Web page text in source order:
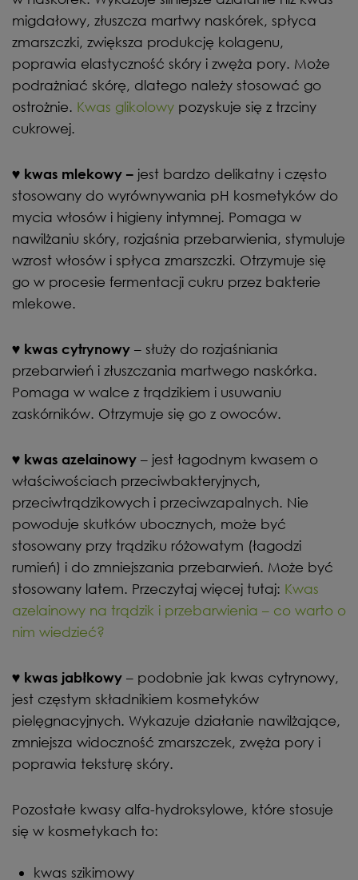
migdałowy, złuszcza martwy naskórek, spłyca
zmarszczki, zwiększa produkcję kolagenu,
poprawia elastyczność skóry i zwęża pory. Może
podrażniać skórę, dlatego należy stosować go
ostrożnie. Kwas glikolowy pozyskuje się z trzciny
cukrowej.
♥ kwas mlekowy – jest bardzo delikatny i często
stosowany do wyrównywania pH kosmetyków do
mycia włosów i higieny intymnej. Pomaga w
nawilżaniu skóry, rozjaśnia przebarwienia, stymuluje
wzrost włosów i spłyca zmarszczki. Otrzymuje się
go w procesie fermentacji cukru przez bakterie
mlekowe.
♥ kwas cytrynowy – służy do rozjaśniania
przebarwień i złuszczania martwego naskórka.
Pomaga w walce z trądzikiem i usuwaniu
zaskórników. Otrzymuje się go z owoców.
♥ kwas azelainowy – jest łagodnym kwasem o
właściwościach przeciwbakteryjnych,
przeciwtrądzikowych i przeciwzapalnych. Nie
powoduje skutków ubocznych, może być
stosowany przy trądziku różowatym (łagodzi
rumień) i do zmniejszania przebarwień. Może być
stosowany latem. Przeczytaj więcej tutaj: Kwas
azelainowy na trądzik i przebarwienia – co warto o
nim wiedzieć?
♥ kwas jabłkowy – podobnie jak kwas cytrynowy,
jest częstym składnikiem kosmetyków
pielęgnacyjnych. Wykazuje działanie nawilżające,
zmniejsza widoczność zmarszczek, zwęża pory i
poprawia teksturę skóry.
Pozostałe kwasy alfa-hydroksylowe, które stosuje
się w kosmetykach to:
kwas szikimowy